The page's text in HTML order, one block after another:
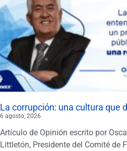
La corrupción: una cultura que
6 agosto, 2026
Artículo de Opinión escrito por
Littletón, Presidente del Comité de